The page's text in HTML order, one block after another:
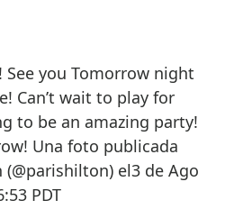
See you Tomorrow night
Can’t wait to play for
to be an amazing party!
Una foto publicada
el3 de Ago
PDT